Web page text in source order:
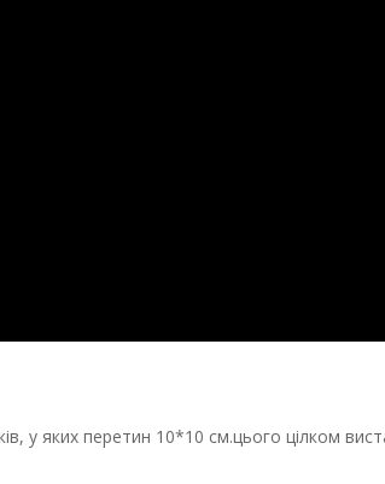
у яких перетин 10*10 см.цього цілком